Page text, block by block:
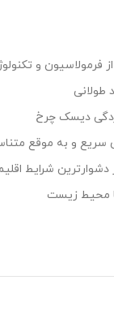
فرمولاسیون و
طولانی
دیسک چرخ
سریع و به موقع
دشوارترین شرایط
محیط زیست